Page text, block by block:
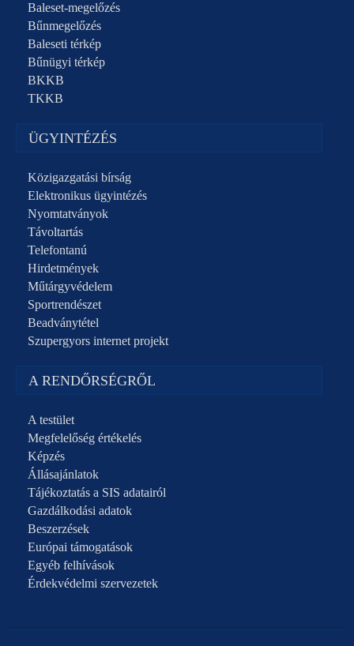
Baleset-megelőzés
Bűnmegelőzés
Baleseti térkép
Bűnügyi térkép
BKKB
TKKB
ÜGYINTÉZÉS
Közigazgatási bírság
Elektronikus ügyintézés
Nyomtatványok
Távoltartás
Telefontanú
Hirdetmények
Műtárgyvédelem
Sportrendészet
Beadványtétel
Szupergyors internet projekt
A RENDŐRSÉGRŐL
A testület
Megfelelőség értékelés
Képzés
Állásajánlatok
Tájékoztatás a SIS adatairól
Gazdálkodási adatok
Beszerzések
Európai támogatások
Egyéb felhívások
Érdekvédelmi szervezetek